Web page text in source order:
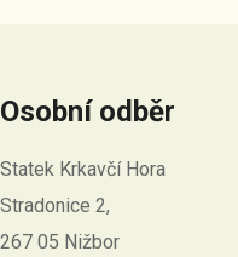
Osobní odběr
Statek Krkavčí Hora
Stradonice 2,
267 05 Nižbor